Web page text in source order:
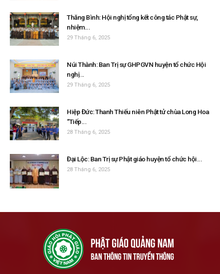
Thăng Bình: Hội nghị tổng kết công tác Phật sự,
nhiệm...
29 Tháng 6, 2025
Núi Thành: Ban Trị sự GHPGVN huyện tổ chức Hội
nghị...
29 Tháng 6, 2025
Hiệp Đức: Thanh Thiếu niên Phật tử chùa Long Hoa
“Tiếp...
28 Tháng 6, 2025
Đại Lộc: Ban Trị sự Phật giáo huyện tổ chức hội...
28 Tháng 6, 2025